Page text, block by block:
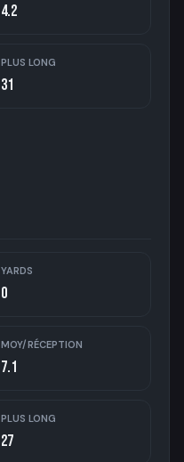
4.2
PLUS LONG
31
YARDS
0
MOY/RÉCEPTION
7.1
PLUS LONG
27